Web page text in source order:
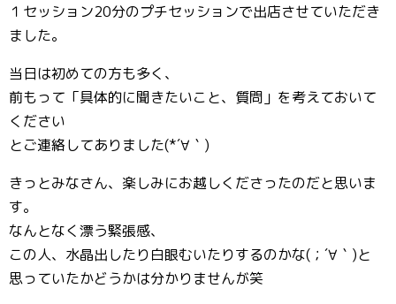
１セッション20分のプチセッションで出店させていただき
ました。
当日は初めての方も多く、
前もって「具体的に聞きたいこと、質問」を考えておいて
ください
とご連絡してありました(*´∀｀)
きっとみなさん、楽しみにお越しくださったのだと思いま
す。
なんとなく漂う緊張感、
この人、水晶出したり白眼むいたりするのかな(；´∀｀)と
思っていたかどうかは分かりませんが笑